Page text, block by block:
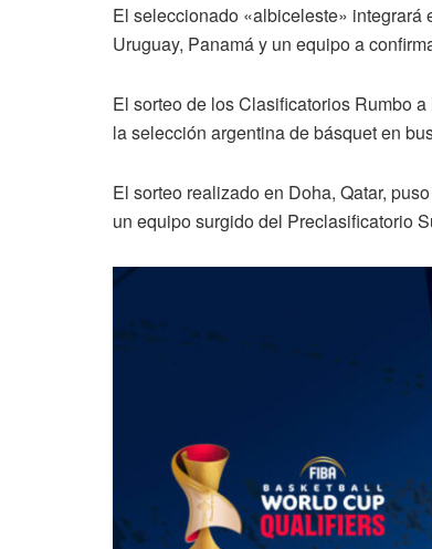
El seleccionado «albiceleste» integrará
Uruguay, Panamá y un equipo a
El sorteo de los Clasificatorios Rumbo
la selección argentina de básquet en
El sorteo realizado en Doha, Qatar,
un equipo surgido del Preclasificatorio